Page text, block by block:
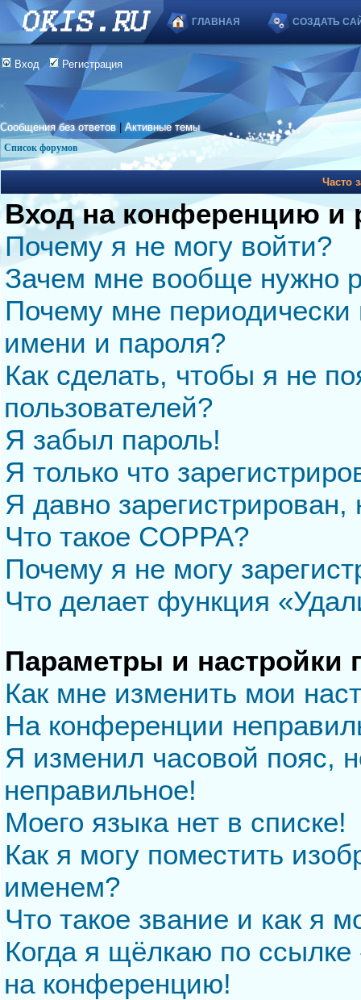
ГЛАВНАЯ СОЗДАТЬ
Вход Регистрация
Сообщения без ответов |Активные темы
Список форумов
Часто
Вход на конференцию и
Почему я не могу войти?
Зачем мне вообще нужно
Почему мне периодически
имени и пароля?
Как сделать, чтобы я не
пользователей?
Я забыл пароль!
Я только что
Я давно
Что такое COPPA?
Почему я не могу
Что делает функция
Параметры и настройки
Как мне изменить мои
На конференции
Я изменил часовой пояс,
неправильное!
Моего языка нет в списке!
Как я могу поместить
именем?
Что такое звание и как я
Когда я щёлкаю по
на конференцию!